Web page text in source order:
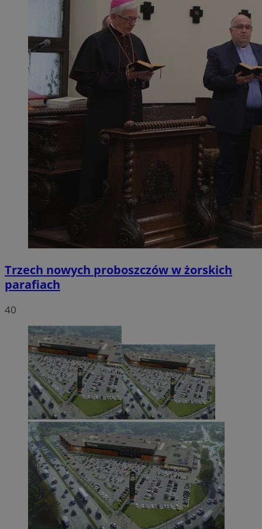
Trzech nowych proboszczów w żorskich
parafiach
40